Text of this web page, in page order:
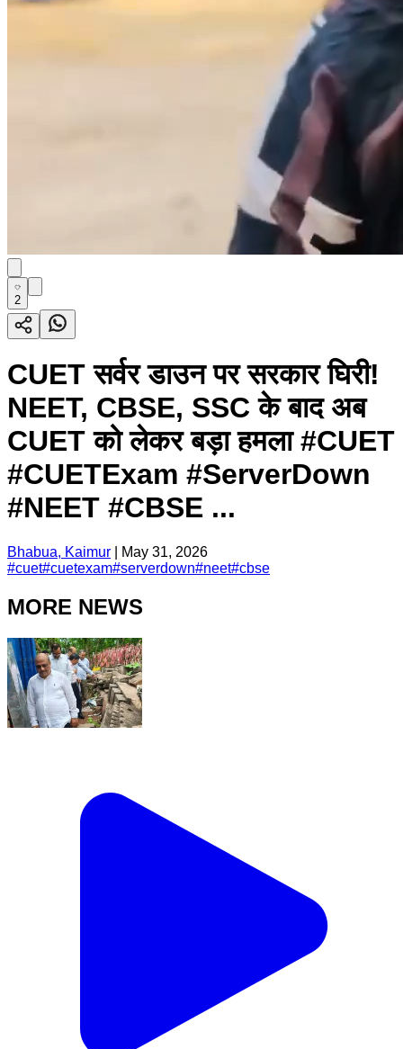
2
CUET सर्वर डाउन पर सरकार घिरी!
NEET, CBSE, SSC के बाद अब
CUET को लेकर बड़ा हमला #CUET
#CUETExam #ServerDown
#NEET #CBSE ...
Bhabua, Kaimur
May 31, 2026
#cuet#cuetexam#serverdown#neet#cbse
MORE NEWS